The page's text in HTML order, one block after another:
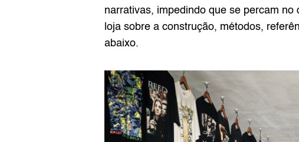
narrativas, impedindo que se percam
loja sobre a construção, métodos,
abaixo.